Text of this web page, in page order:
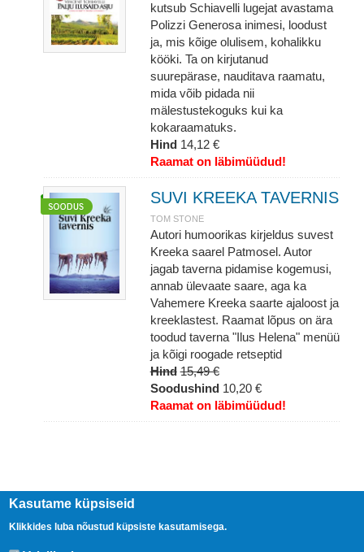
kutsub Schiavelli lugejat avastama
Polizzi Generosa inimesi, loodust
ja, mis kõige olulisem, kohalikku
kööki. Ta on kirjutanud
suurepärase, nauditava raamatu,
mida võib pidada nii
mälestustekoguks kui ka
kokaraamatuks.
Hind 14,12 €
Raamat on läbimüüdud!
SUVI KREEKA TAVERNIS
TOM STONE
Autori humoorikas kirjeldus suvest
Kreeka saarel Patmosel. Autor
jagab taverna pidamise kogemusi,
annab ülevaate saare, aga ka
Vahemere Kreeka saarte ajaloost ja
kreeklastest. Raamat lõpus on ära
toodud taverna "Ilus Helena" menüü
ja kõigi roogade retseptid
Hind 15,49 €
Soodushind 10,20 €
Raamat on läbimüüdud!
Kasutame küpsiseid
Klikkides luba nõustud küpsiste kasutamisega.